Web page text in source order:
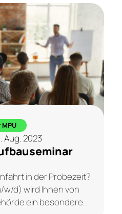
Aug. 2023
in der Probezeit?
w/d) wird Ihnen von
ein besonderes